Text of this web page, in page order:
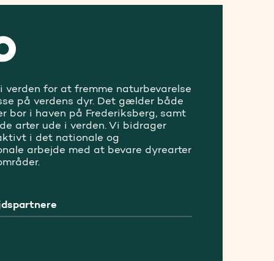
verden for at fremme naturbevarelse
på verdens dyr. Det gælder både
bor i haven på Frederiksberg, samt
arter ude i verden. Vi bidrager
i det nationale og
arbejde med at bevare dyrearter